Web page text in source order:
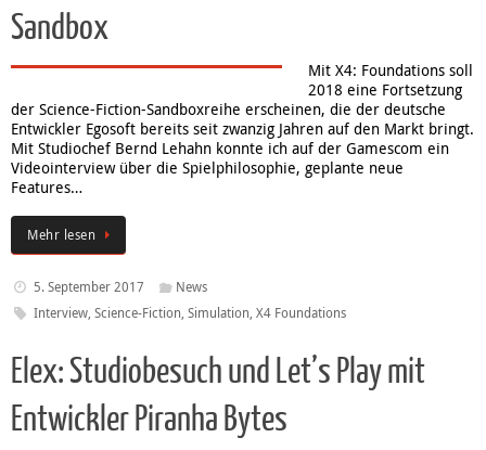
Sandbox
Mit X4: Foundations soll
2018 eine Fortsetzung
der Science-Fiction-Sandboxreihe erscheinen, die der deutsche
Entwickler Egosoft bereits seit zwanzig Jahren auf den Markt bringt.
Mit Studiochef Bernd Lehahn konnte ich auf der Gamescom ein
Videointerview über die Spielphilosophie, geplante neue
Features…
Mehr lesen
5. September 2017
News
Interview, Science-Fiction, Simulation, X4 Foundations
Elex: Studiobesuch und Let’s Play mit
Entwickler Piranha Bytes